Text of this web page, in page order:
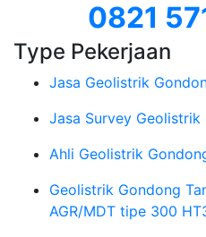
0821
Type Pekerjaan
Jasa Geolistrik
Jasa Survey Geolistrik
Ahli Geolistrik
Geolistrik Gondong
AGR/MDT tipe 300